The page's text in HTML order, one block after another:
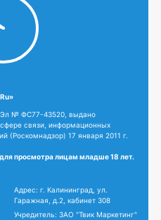
Эл № ФС77-43520, выдано
связи, информационных
(Роскомнадзор) 17 января 2011 г.
просмотра лицам младше 18 лет.
Адрес: г. Калининград, ул.
Гаражная, д.2, кабинет 308
Учредитель: ЗАО "Твик Маркетинг"